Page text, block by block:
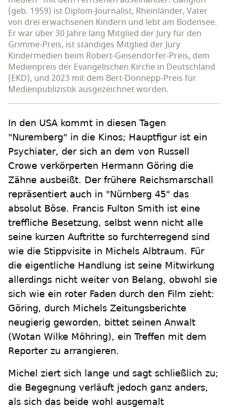
(geb. 1959) ist Diplom-Journalist, Rheinländer, Vater
von drei erwachsenen Kindern und lebt am Bodensee.
Er war über 30 Jahre lang Mitglied der Jury für den
Grimme-Preis, ist ständiges Mitglied der Jury
Kindermedien beim Robert-Geisendörfer-Preis, dem
Medienpreis der Evangelischen Kirche in Deutschland
(EKD), und 2023 mit dem Bert-Donnepp-Preis für
Medienpublizistik ausgezeichnet worden.
In den USA kommt in diesen Tagen
"Nuremberg" in die Kinos; Hauptfigur ist ein
Psychiater, der sich an dem von Russell
Crowe verkörperten Hermann Göring die
Zähne ausbeißt. Der frühere Reichsmarschall
repräsentiert auch in "Nürnberg 45" das
absolut Böse. Francis Fulton Smith ist eine
treffliche Besetzung, selbst wenn nicht alle
seine kurzen Auftritte so furchterregend sind
wie die Stippvisite in Michels Albtraum. Für
die eigentliche Handlung ist seine Mitwirkung
allerdings nicht weiter von Belang, obwohl sie
sich wie ein roter Faden durch den Film zieht:
Göring, durch Michels Zeitungsberichte
neugierig geworden, bittet seinen Anwalt
(Wotan Wilke Möhring), ein Treffen mit dem
Reporter zu arrangieren.
Michel ziert sich lange und sagt schließlich zu;
die Begegnung verläuft jedoch ganz anders,
als sich das beide wohl ausgemalt